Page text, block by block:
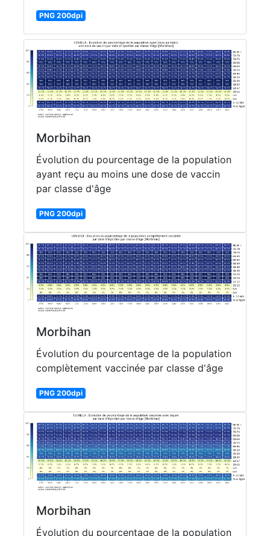
PNG 200dpi
Morbihan
Évolution du pourcentage de la population
ayant reçu au moins une dose de vaccin
par classe d'âge
PNG 200dpi
Morbihan
Évolution du pourcentage de la population
complètement vaccinée par classe d'âge
PNG 200dpi
Morbihan
Évolution du pourcentage de la population